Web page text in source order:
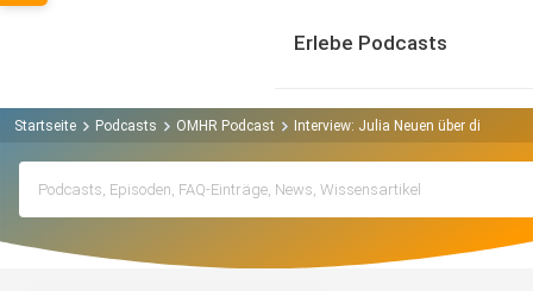
Erlebe Podcasts
Startseite Podcasts OMHR Podcast Interview: Julia Neuen über die